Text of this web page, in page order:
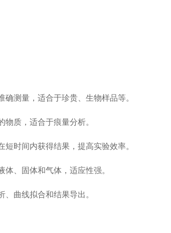
测量，适合于珍贵、生物样品等。
质，适合于痕量分析。
时间内获得结果，提高实验效率。
、固体和气体，适应性强。
曲线拟合和结果导出。